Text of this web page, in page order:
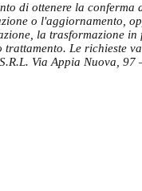
di ottenere la conferma
o l'aggiornamento,
la trasformazione
Le richieste
Via Appia Nuova, 97